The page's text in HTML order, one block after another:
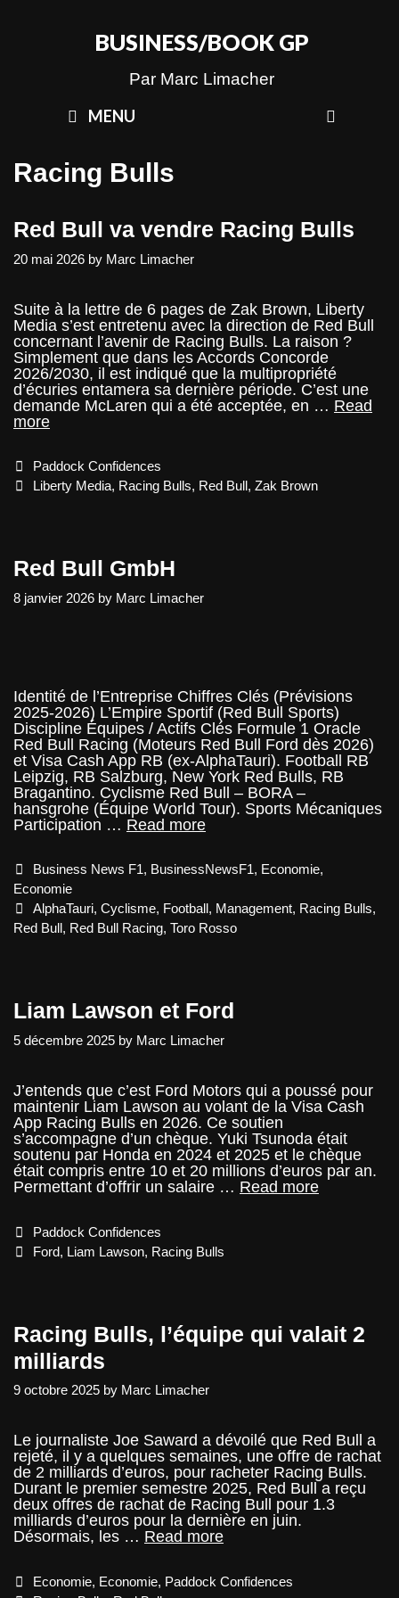
BUSINESS/BOOK GP
Par Marc Limacher
MENU
Racing Bulls
Red Bull va vendre Racing Bulls
20 mai 2026 by Marc Limacher
Suite à la lettre de 6 pages de Zak Brown, Liberty
Media s’est entretenu avec la direction de Red Bull
concernant l’avenir de Racing Bulls. La raison ?
Simplement que dans les Accords Concorde
2026/2030, il est indiqué que la multipropriété
d’écuries entamera sa dernière période. C’est une
demande McLaren qui a été acceptée, en … Read
moreRed
vendre
Racing
Categories
Paddock Confidences
Tags
Liberty Media, Racing Bulls, Red Bull,Zak Brown
Red Bull GmbH
8 janvier 2026 by Marc Limacher
Identité de l’Entreprise Chiffres Clés (Prévisions
2025-2026) L’Empire Sportif (Red Bull Sports)
Discipline Équipes / Actifs Clés Formule 1 Oracle
Red Bull Racing (Moteurs Red Bull Ford dès 2026)
et Visa Cash App RB (ex-AlphaTauri). Football RB
Leipzig, RB Salzburg, New York Red Bulls, RB
Bragantino. Cyclisme Red Bull – BORA –
hansgrohe (Équipe World Tour). Sports Mécaniques
Participation … Read moreRed
Categories
Business News F1, BusinessNewsF1, Economie,
Economie
Tags
AlphaTauri,Cyclisme, Football , Management, Racing Bulls,
Red Bull , Red Bull Racing, Toro Rosso
Liam Lawson et Ford
5 décembre 2025 by Marc Limacher
J’entends que c’est Ford Motors qui a poussé pour
maintenir Liam Lawson au volant de la Visa Cash
App Racing Bulls en 2026. Ce soutien
s’accompagne d’un chèque. Yuki Tsunoda était
soutenu par Honda en 2024 et 2025 et le chèque
était compris entre 10 et 20 millions d’euros par an.
Permettant d’offrir un salaire … Read moreLiam
Categories
Paddock Confidences
Tags
Ford, Liam Lawson, Racing Bulls
Racing Bulls, l’équipe qui valait 2
milliards
9 octobre 2025 by Marc Limacher
Le journaliste Joe Saward a dévoilé que Red Bull a
rejeté, il y a quelques semaines, une offre de rachat
de 2 milliards d’euros, pour racheter Racing Bulls.
Durant le premier semestre 2025, Red Bull a reçu
deux offres de rachat de Racing Bull pour 1.3
milliards d’euros pour la dernière en juin.
Désormais, les … Read moreRacing
qui
Categories
Economie, Economie, Paddock Confidences